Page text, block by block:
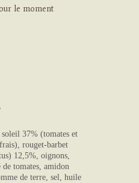
le moment
37% (tomates et
rouget-barbet
12,5%, oignons,
de tomates, amidon
de terre, sel, huile